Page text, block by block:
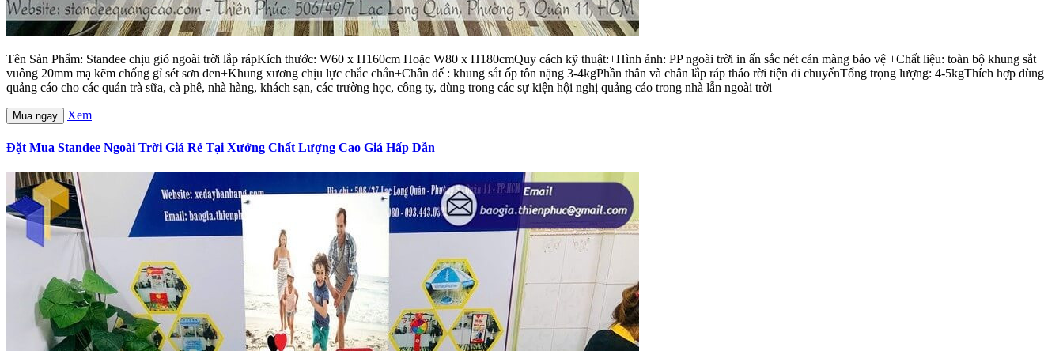
Tên Sản Phẩm: Standee chịu gió ngoài trời lắp rápKích thước: W60 x H160cm Hoặc W80 x H180cmQuy cách kỹ thuật:+Hình ảnh: PP ngoài trời in ấn sắc nét cán màng bảo vệ +Chất liệu: toàn bộ khung sắt
vuông 20mm mạ kẽm chống gỉ sét sơn đen+Khung xương chịu lực chắc chắn+Chân đế : khung sắt ốp tôn nặng 3-4kgPhần thân và chân lắp ráp tháo rời tiện di chuyểnTổng trọng lượng: 4-5kgThích hợp dùng
quảng cáo cho các quán trà sữa, cà phê, nhà hàng, khách sạn, các trường học, công ty, dùng trong các sự kiện hội nghị quảng cáo trong nhà lẫn ngoài trời
Mua ngay Xem
Đặt Mua Standee Ngoài Trời Giá Rẻ Tại Xưởng Chất Lượng Cao Giá Hấp Dẫn